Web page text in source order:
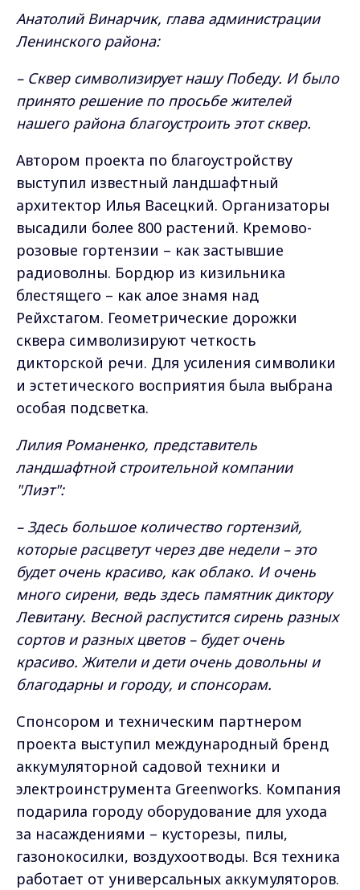
Анатолий Винарчик, глава администрации
Ленинского района:
– Сквер символизирует нашу Победу. И было
принято решение по просьбе жителей
нашего района благоустроить этот сквер.
Автором проекта по благоустройству
выступил известный ландшафтный
архитектор Илья Васецкий. Организаторы
высадили более 800 растений. Кремово-
розовые гортензии – как застывшие
радиоволны. Бордюр из кизильника
блестящего – как алое знамя над
Рейхстагом. Геометрические дорожки
сквера символизируют четкость
дикторской речи. Для усиления символики
и эстетического восприятия была выбрана
особая подсветка.
Лилия Романенко, представитель
ландшафтной строительной компании
"Лиэт":
– Здесь большое количество гортензий,
которые расцветут через две недели – это
будет очень красиво, как облако. И очень
много сирени, ведь здесь памятник диктору
Левитану. Весной распустится сирень разных
сортов и разных цветов – будет очень
красиво. Жители и дети очень довольны и
благодарны и городу, и спонсорам.
Спонсором и техническим партнером
проекта выступил международный бренд
аккумуляторной садовой техники и
электроинструмента Greenworks. Компания
подарила городу оборудование для ухода
за насаждениями – кусторезы, пилы,
газонокосилки, воздухоотводы. Вся техника
работает от универсальных аккумуляторов.